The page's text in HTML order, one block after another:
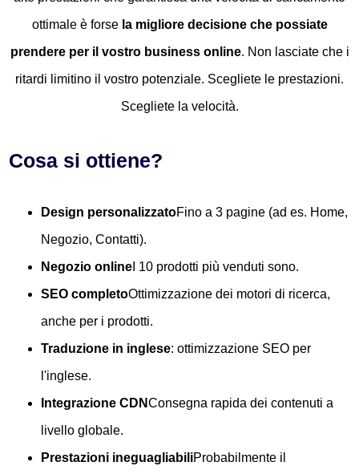
ottimale è forse la migliore decisione che possiate
prendere per il vostro business online. Non lasciate che i
ritardi limitino il vostro potenziale. Scegliete le prestazioni.
Scegliete la velocità.
Cosa si ottiene?
Design personalizzatoFino a 3 pagine (ad es. Home,
Negozio, Contatti).
Negozio online I 10 prodotti più venduti sono.
SEO completoOttimizzazione dei motori di ricerca,
anche per i prodotti.
Traduzione in inglese: ottimizzazione SEO per
l'inglese.
Integrazione CDNConsegna rapida dei contenuti a
livello globale.
Prestazioni ineguagliabiliProbabilmente il